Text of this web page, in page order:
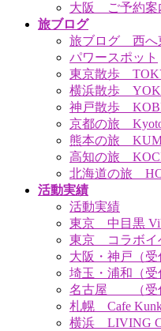
大阪 ご予約案
旅ブログ
旅ブログ 西へ
パワースポット
東京散歩
横浜散歩
神戸散歩
京都の旅
熊本の旅
高知の旅
北海道の旅
活動実績
活動実績
東京 中目黒
東京 コラボイ
大阪・神戸（受
埼玉・浦和（受
名古屋 （受
札幌 Cafe
横浜 LIVING